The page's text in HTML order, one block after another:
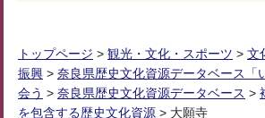
トップページ > 観光・文化・スポーツ > 文
振興 > 奈良県歴史文化資源データベース「
会う > 奈良県歴史文化資源データベース >
を包含する歴史文化資源 > 大願寺